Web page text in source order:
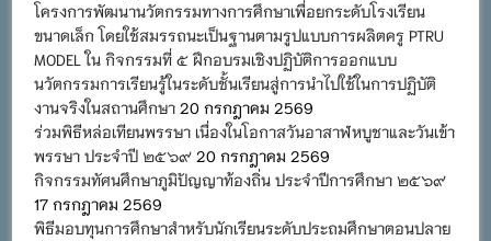
โครงการพัฒนานวัตกรรมทางการศึกษาเพื่อยกระดับโรงเรียน
ขนาดเล็ก โดยใช้สมรรถนะเป็นฐานตามรูปแบบการผลิตครู PTRU
MODEL ใน กิจกรรมที่ ๕ ฝึกอบรมเชิงปฏิบัติการออกแบบ
นวัตกรรมการเรียนรู้ในระดับชั้นเรียนสู่การนำไปใช้ในการปฏิบัติ
งานจริงในสถานศึกษา 20 กรกฎาคม 2569
ร่วมพิธีหล่อเทียนพรรษา เนื่องในโอกาสวันอาสาฬหบูชาและวันเข้า
พรรษา ประจำปี ๒๕๖๙ 20 กรกฎาคม 2569
กิจกรรมทัศนศึกษาภูมิปัญญาท้องถิ่น ประจำปีการศึกษา ๒๕๖๙
17 กรกฎาคม 2569
พิธีมอบทุนการศึกษาสำหรับนักเรียนระดับประถมศึกษาตอนปลาย